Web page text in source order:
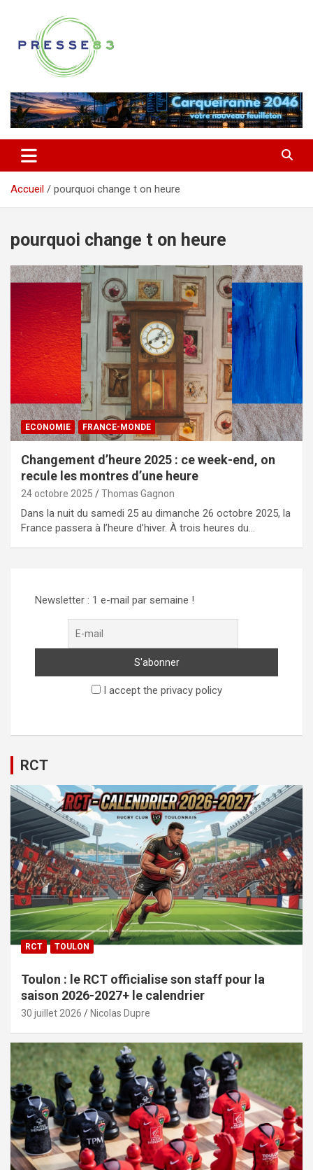
contenu
Presse 83
Accueil pourquoi change t on heure
pourquoi change t on heure
ECONOMIE FRANCE-MONDE
Changement d’heure 2025 : ce week-end, on
recule les montres d’une heure
24 octobre 2025 Thomas Gagnon
Dans la nuit du samedi 25 au dimanche 26 octobre 2025, la
France passera à l’heure d’hiver. À trois heures du…
Newsletter : 1 e-mail par semaine !
I accept the privacy policy
RCT
RCT TOULON
Toulon : le RCT officialise son staff pour la
saison 2026-2027+ le calendrier
30 juillet 2026 Nicolas Dupre